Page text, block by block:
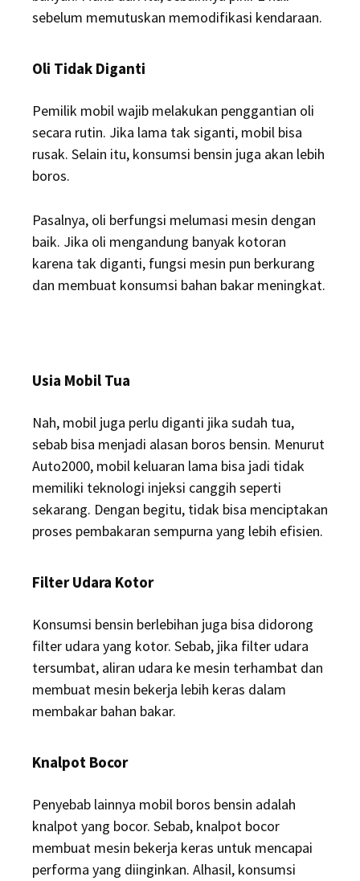
sebelum memutuskan memodifikasi kendaraan.
Oli Tidak Diganti
Pemilik mobil wajib melakukan penggantian oli
secara rutin. Jika lama tak siganti, mobil bisa
rusak. Selain itu, konsumsi bensin juga akan lebih
boros.
Pasalnya, oli berfungsi melumasi mesin dengan
baik. Jika oli mengandung banyak kotoran
karena tak diganti, fungsi mesin pun berkurang
dan membuat konsumsi bahan bakar meningkat.
Usia Mobil Tua
Nah, mobil juga perlu diganti jika sudah tua,
sebab bisa menjadi alasan boros bensin. Menurut
Auto2000, mobil keluaran lama bisa jadi tidak
memiliki teknologi injeksi canggih seperti
sekarang. Dengan begitu, tidak bisa menciptakan
proses pembakaran sempurna yang lebih efisien.
Filter Udara Kotor
Konsumsi bensin berlebihan juga bisa didorong
filter udara yang kotor. Sebab, jika filter udara
tersumbat, aliran udara ke mesin terhambat dan
membuat mesin bekerja lebih keras dalam
membakar bahan bakar.
Knalpot Bocor
Penyebab lainnya mobil boros bensin adalah
knalpot yang bocor. Sebab, knalpot bocor
membuat mesin bekerja keras untuk mencapai
performa yang diinginkan. Alhasil, konsumsi